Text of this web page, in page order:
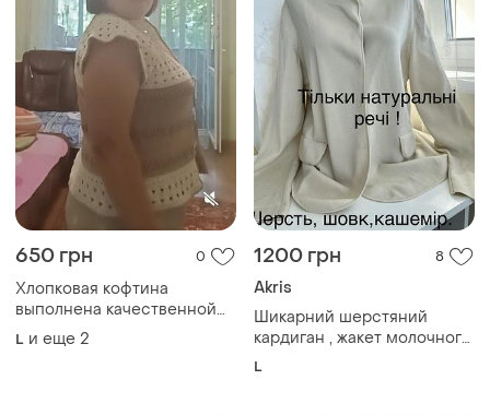
650 грн 0
Хлопковая кофтина
выполнена качественной
турецкой пряжи легкая
дышащая очень подходит к
L и еще 2
1200 грн 8
Akris
Шикарний шерстяний
кардиган , жакет молочного
кольору,бренда люкс akris
L